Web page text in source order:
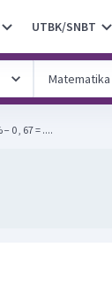
UTBK/SNBT
− 0 , 67 = ....